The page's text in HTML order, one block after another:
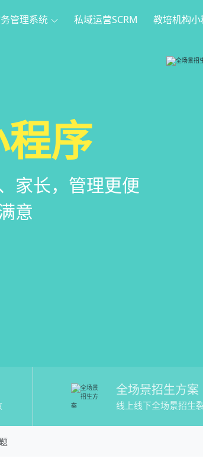
管理系统 私域运营SCRM 教培机构
系统
管理系统，全方
案
帮助教育机构低
序
家长，管理更便
意
全场景招生方案
线上线下全场景招生
培考勤消课软件哪个好】